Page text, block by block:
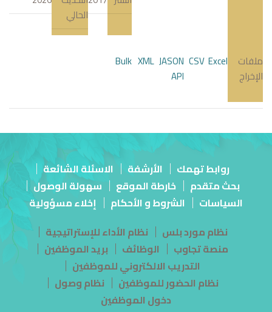
الحالي
ملفات
الإخراج
Excel
CSV
JASON
API
XML
Bulk
روابط تهمك الأرشفة
الاسئلة الشائعة
بحث متقدم
خارطة الموقع
سهولة الوصول
السياسات
الشروط و الأحكام
إخلاء مسؤولية
نظام مورد بلس
نظام الأداء للإستراتيجية
منصة تجاوب
الوظائف
بريد الموظفين
التدريب الالكتروني للموظفين
نظام الحضور للموظفين
نظام وصول
دخول الموظفين